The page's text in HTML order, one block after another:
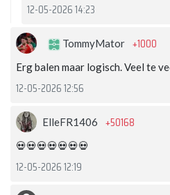
12-05-2026 14:23
TommyMator +1000
Erg balen maar logisch. Veel te
12-05-2026 12:56
ElleFR1406 +50168
💀💀💀💀💀💀💀
12-05-2026 12:19